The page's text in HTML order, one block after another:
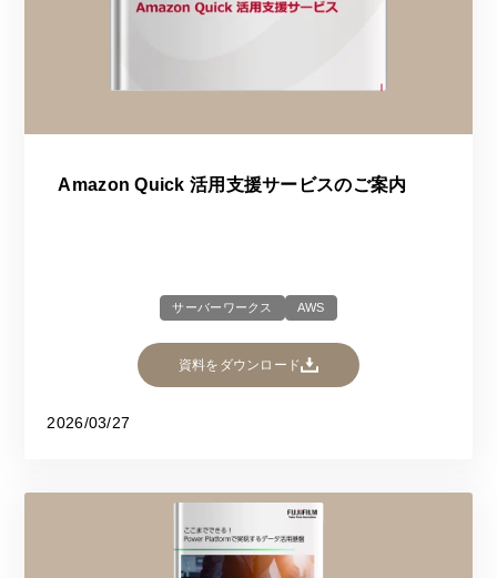
Amazon Quick 活用支援サービスのご案内
サーバーワークス AWS
資料をダウンロード
2026/03/27